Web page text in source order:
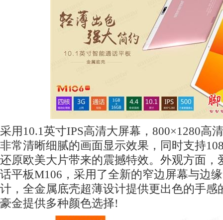
采用10.1英寸IPS高清大屏幕，800×1280高
非常清晰细腻的画面显示效果，同时支持
还原欧美大片带来的震撼特效。外观方面，
话平板M106，采用了全新的窄边屏幕与边
计，全金属底壳超薄设计提供更出色的手感
豪金提供多种颜色选择!